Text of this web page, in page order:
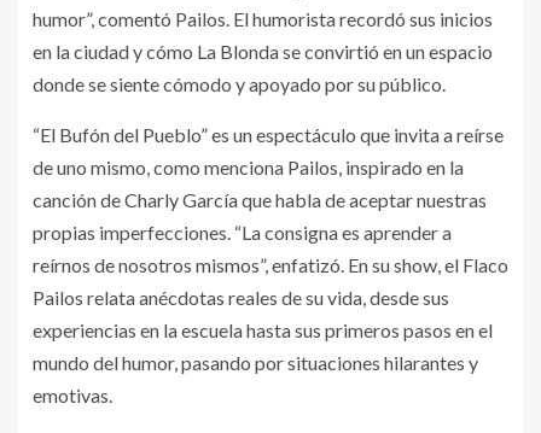
humor”, comentó Pailos. El humorista recordó sus inicios
en la ciudad y cómo La Blonda se convirtió en un espacio
donde se siente cómodo y apoyado por su público.
“El Bufón del Pueblo” es un espectáculo que invita a reírse
de uno mismo, como menciona Pailos, inspirado en la
canción de Charly García que habla de aceptar nuestras
propias imperfecciones. “La consigna es aprender a
reírnos de nosotros mismos”, enfatizó. En su show, el Flaco
Pailos relata anécdotas reales de su vida, desde sus
experiencias en la escuela hasta sus primeros pasos en el
mundo del humor, pasando por situaciones hilarantes y
emotivas.